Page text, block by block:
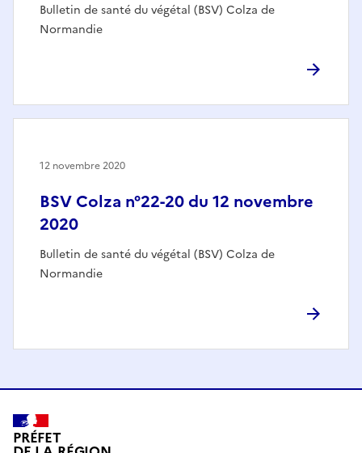
Bulletin de santé du végétal (BSV) Colza de
Normandie
BSV Colza n°22-20 du 12 novembre
2020
Bulletin de santé du végétal (BSV) Colza de
Normandie
12 novembre 2020
PRÉFET